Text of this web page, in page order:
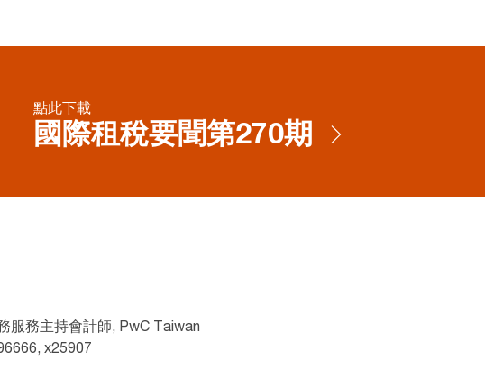
點此下載
國際租稅要聞第270期
服務主持會計師, PwC Taiwan
x25907